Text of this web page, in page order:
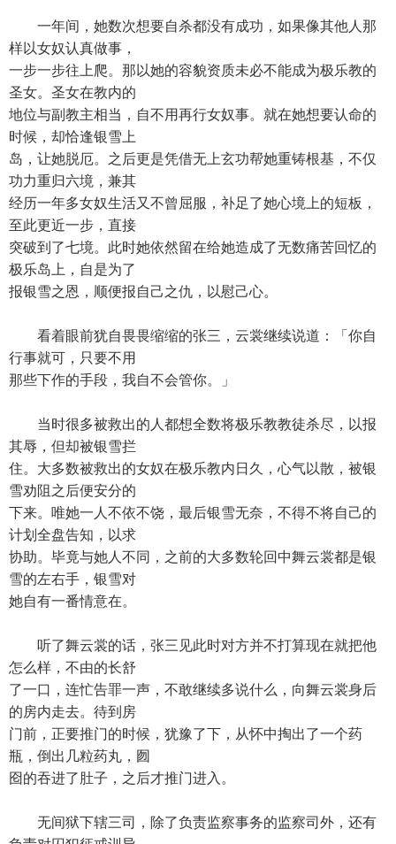
一年间，她数次想要自杀都没有成功，如果像其他人那
样以女奴认真做事，
一步一步往上爬。那以她的容貌资质未必不能成为极乐教的
圣女。圣女在教内的
地位与副教主相当，自不用再行女奴事。就在她想要认命的
时候，却恰逢银雪上
岛，让她脱厄。之后更是凭借无上玄功帮她重铸根基，不仅
功力重归六境，兼其
经历一年多女奴生活又不曾屈服，补足了她心境上的短板，
至此更近一步，直接
突破到了七境。此时她依然留在给她造成了无数痛苦回忆的
极乐岛上，自是为了
报银雪之恩，顺便报自己之仇，以慰己心。
看着眼前犹自畏畏缩缩的张三，云裳继续说道：「你自
行事就可，只要不用
那些下作的手段，我自不会管你。」
当时很多被救出的人都想全数将极乐教教徒杀尽，以报
其辱，但却被银雪拦
住。大多数被救出的女奴在极乐教内日久，心气以散，被银
雪劝阻之后便安分的
下来。唯她一人不依不饶，最后银雪无奈，不得不将自己的
计划全盘告知，以求
协助。毕竟与她人不同，之前的大多数轮回中舞云裳都是银
雪的左右手，银雪对
她自有一番情意在。
听了舞云裳的话，张三见此时对方并不打算现在就把他
怎么样，不由的长舒
了一口，连忙告罪一声，不敢继续多说什么，向舞云裳身后
的房内走去。待到房
门前，正要推门的时候，犹豫了下，从怀中掏出了一个药
瓶，倒出几粒药丸，囫
囵的吞进了肚子，之后才推门进入。
无间狱下辖三司，除了负责监察事务的监察司外，还有